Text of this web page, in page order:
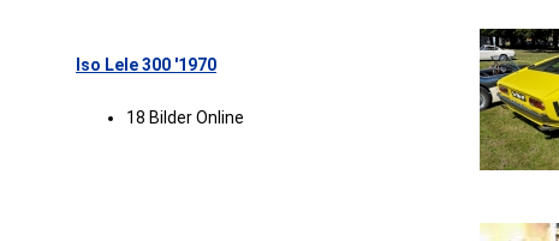
Iso Lele 300 '1970
18 Bilder Online